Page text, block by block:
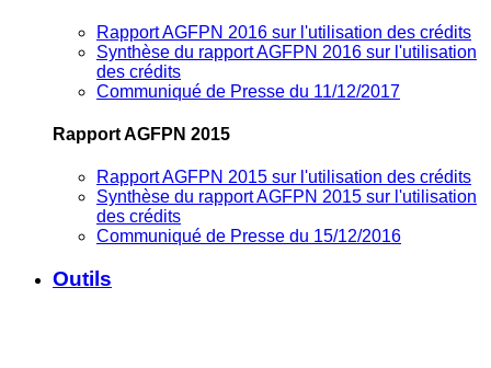
Rapport AGFPN 2016 sur l'utilisation des crédits
Synthèse du rapport AGFPN 2016 sur l'utilisation
des crédits
Communiqué de Presse du 11/12/2017
Rapport AGFPN 2015
Rapport AGFPN 2015 sur l'utilisation des crédits
Synthèse du rapport AGFPN 2015 sur l'utilisation
des crédits
Communiqué de Presse du 15/12/2016
Outils